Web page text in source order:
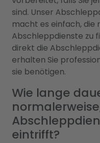
sind. Unser
macht es einfach,
Abschleppdienste zu
direkt die
erhalten Sie
sie benötigen.
Wie lange
eintrifft?